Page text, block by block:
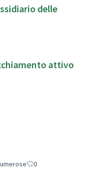
delle
attivo
0